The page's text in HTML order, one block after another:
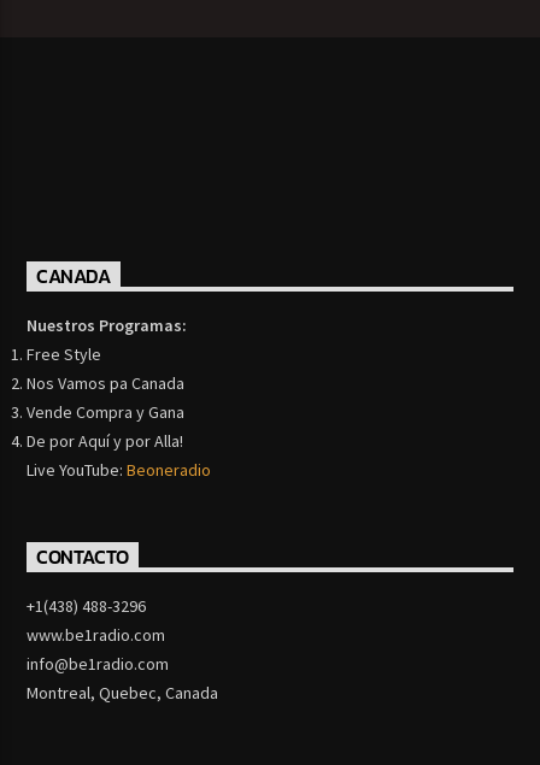
CANADA
Nuestros Programas:
Free Style
Nos Vamos pa Canada
Vende Compra y Gana
De por Aquí y por Alla!
Live YouTube:Beoneradio
CONTACTO
+1(438) 488-3296
www.be1radio.com
info@be1radio.com
Montreal, Quebec, Canada